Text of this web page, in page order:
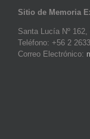
Sitio de Memoria
Santa Lucía Nº
Teléfono: +56 2
Correo Electrónico: